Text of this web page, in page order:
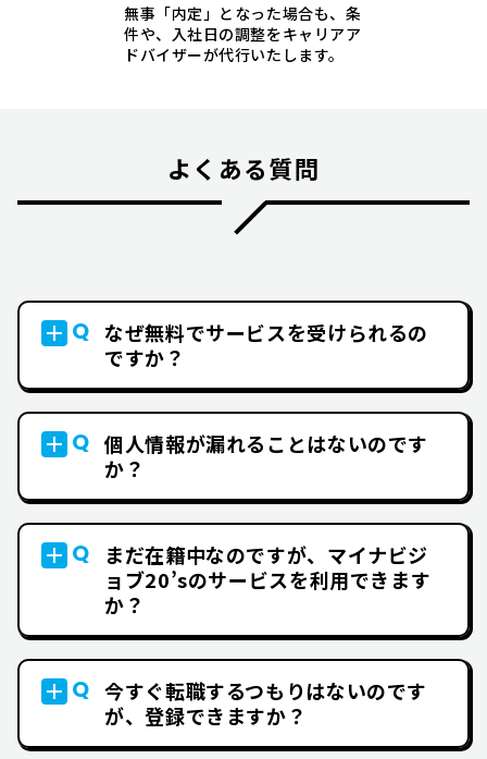
無事「内定」となった場合も、条
件や、入社日の調整をキャリアア
ドバイザーが代行いたします。
よくある質問
Q なぜ無料でサービスを受けられるの
ですか？
Q 個人情報が漏れることはないのです
か？
Q
まだ在籍中なのですが、マイナビジ
ョブ20’sのサービスを利用できます
か？
Q 今すぐ転職するつもりはないのです
が、登録できますか？